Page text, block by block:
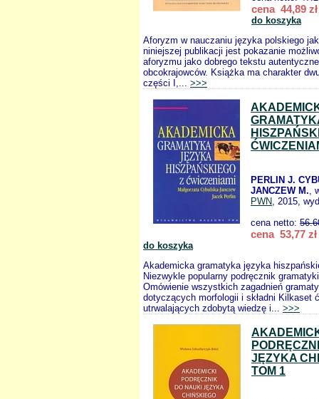
cena 44,89 zł
do koszyka
Aforyzm w nauczaniu języka polskiego
niniejszej publikacji jest pokazanie
aforyzmu jako dobrego tekstu
obcokrajowców. Książka ma charakter
części I,... >>>
PERLIN J.
JANCZEW M.,
PWN, 2015,
cena netto:
cena 53,77 zł
do koszyka
Akademicka gramatyka języka
Niezwykle popularny podręcznik
Omówienie wszystkich zagadnień
dotyczących morfologii i składni Kilkaset
utrwalających zdobytą wiedzę i... >>>
JĘZYKA
TOM 1